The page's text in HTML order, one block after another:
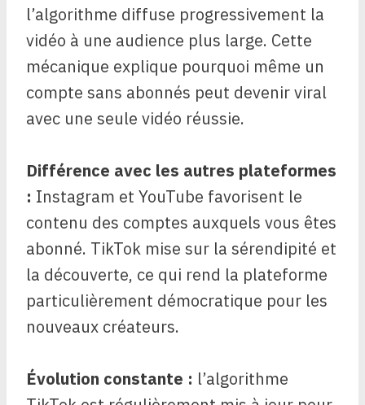
l’algorithme diffuse progressivement la
vidéo à une audience plus large. Cette
mécanique explique pourquoi même un
compte sans abonnés peut devenir viral
avec une seule vidéo réussie.
Différence avec les autres plateformes
: Instagram et YouTube favorisent le
contenu des comptes auxquels vous êtes
abonné. TikTok mise sur la sérendipité et
la découverte, ce qui rend la plateforme
particulièrement démocratique pour les
nouveaux créateurs.
Évolution constante : l’algorithme